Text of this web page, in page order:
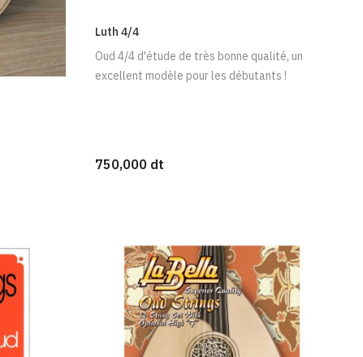
Luth 4/4
Oud 4/4 d'étude de très bonne qualité, un
excellent modèle pour les débutants !
750,000 dt